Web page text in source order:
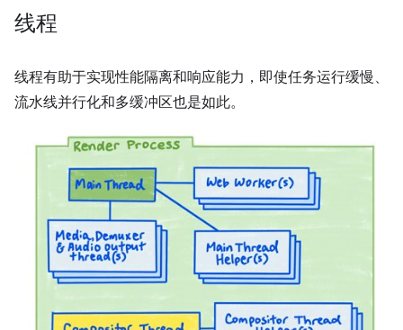
线程
线程有助于实现性能隔离和响应能力，即使任务运行缓慢、
流水线并行化和多缓冲区也是如此。